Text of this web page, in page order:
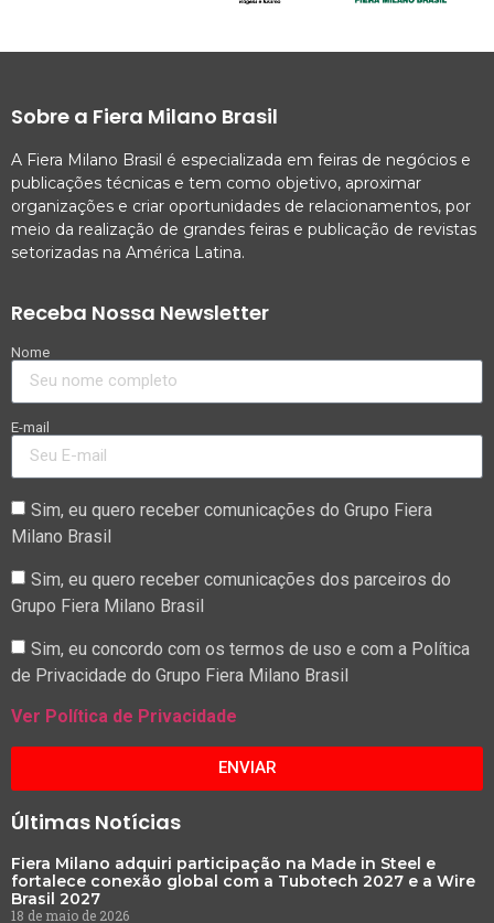
Sobre a Fiera Milano Brasil
A Fiera Milano Brasil é especializada em feiras de negócios e
publicações técnicas e tem como objetivo, aproximar
organizações e criar oportunidades de relacionamentos, por
meio da realização de grandes feiras e publicação de revistas
setorizadas na América Latina.
Receba Nossa Newsletter
Nome
E-mail
Sim, eu quero receber comunicações do Grupo Fiera
Milano Brasil
Sim, eu quero receber comunicações dos parceiros do
Grupo Fiera Milano Brasil
Sim, eu concordo com os termos de uso e com a Política
de Privacidade do Grupo Fiera Milano Brasil
Ver Política de Privacidade
ENVIAR
Últimas Notícias
Fiera Milano adquiri participação na Made in Steel e
fortalece conexão global com a Tubotech 2027 e a Wire
Brasil 2027
18 de maio de 2026